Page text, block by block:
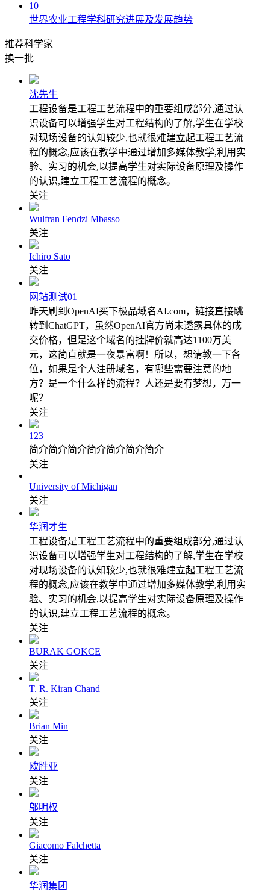
10
世界农业工程学科研究进展及发展趋势
推荐科学家
换一批
沈先生
工程设备是工程工艺流程中的重要组成部分,通过认
识设备可以增强学生对工程结构的了解,学生在学校
对现场设备的认知较少,也就很难建立起工程工艺流
程的概念,应该在教学中通过增加多媒体教学,利用实
验、实习的机会,以提高学生对实际设备原理及操作
的认识,建立工程工艺流程的概念。
关注
Wulfran Fendzi Mbasso
关注
Ichiro Sato
关注
网站测试01
昨天刷到OpenAI买下极品域名AI.com，链接直接跳
转到ChatGPT，虽然OpenAI官方尚未透露具体的成
交价格，但是这个域名的挂牌价就高达1100万美
元，这简直就是一夜暴富啊！所以，想请教一下各
位，如果是个人注册域名，有哪些需要注意的地
方？是一个什么样的流程？人还是要有梦想，万一
呢？
关注
123
简介简介简介简介简介简介简介
关注
University of Michigan
关注
华润才生
工程设备是工程工艺流程中的重要组成部分,通过认
识设备可以增强学生对工程结构的了解,学生在学校
对现场设备的认知较少,也就很难建立起工程工艺流
程的概念,应该在教学中通过增加多媒体教学,利用实
验、实习的机会,以提高学生对实际设备原理及操作
的认识,建立工程工艺流程的概念。
关注
BURAK GOKCE
关注
T. R. Kiran Chand
关注
Brian Min
关注
欧胜亚
关注
邬明权
关注
Giacomo Falchetta
关注
华润集团